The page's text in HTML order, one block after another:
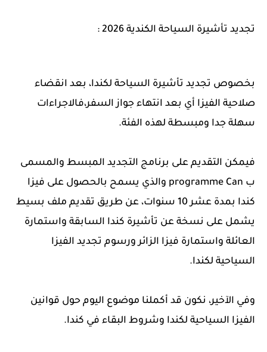
تجديد تأشيرة السياحة الكندية 2026 :
بخصوص تجديد تأشيرة السياحة لكندا، بعد انقضاء
صلاحية الفيزا أي بعد انتهاء جواز السفر،فالاجراءات
سهلة جدا ومبسطة لهذه الفئة.
فيمكن التقديم على برنامج التجديد المبسط والمسمى
ب programme Can والذي يسمح بالحصول على فيزا
كندا بمدة عشر 10 سنوات، عن طريق تقديم ملف بسيط
يشمل على نسخة عن تأشيرة كندا السابقة واستمارة
العائلة واستمارة فيزا الزائر ورسوم تجديد الفيزا
السياحية لكندا.
وفي الآخير، نكون قد أكملنا موضوع اليوم حول قوانين
الفيزا السياحية لكندا وشروط البقاء في كندا.